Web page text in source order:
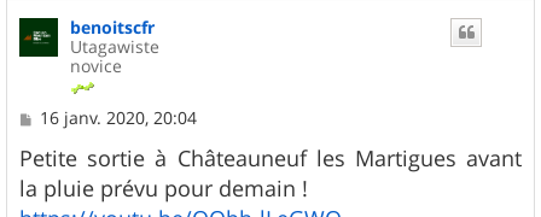
benoitscfr
Utagawiste
novice
M
s
s
a
16 janv. 2020, 20:04
Petite sortie à Châteauneuf les Martigues avant
la pluie prévu pour demain !